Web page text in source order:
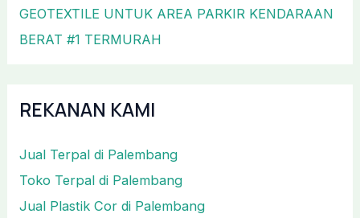
GEOTEXTILE UNTUK AREA PARKIR KENDARAAN
BERAT #1 TERMURAH
REKANAN KAMI
Jual Terpal di Palembang
Toko Terpal di Palembang
Jual Plastik Cor di Palembang